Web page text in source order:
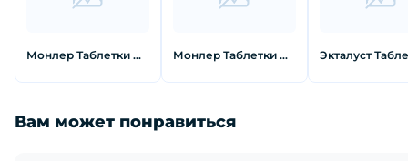
Монлер Таблетки жевательные 4 мг 28 шт Монлер Таблетки жевательные 5 мг 28 шт
Вам может понравиться